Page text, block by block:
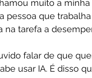
muito a
pessoa que
na tarefa a
falar de que
usar IA. É disso